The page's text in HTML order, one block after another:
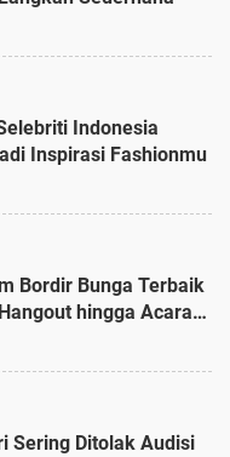
Indonesia
Inspirasi Fashionmu
Bordir Bunga Terbaik
hingga Acara
Sering Ditolak Audisi